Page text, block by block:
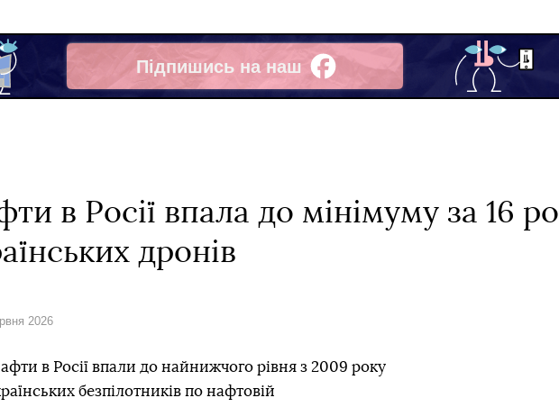
Підпишись на наш
Facebook
в Росії впала до мінімуму за 16
дронів
2026
в Росії впали до найнижчого рівня з 2009 року
безпілотників по нафтовій